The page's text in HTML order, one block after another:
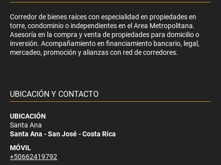
Corredor de bienes raíces con especialidad en propiedades en
torre, condominio o independientes en el Area Metropolitana.
Asesoría en la compra y venta de propiedades para domicilio o
inversión. Acompañamiento en financiamiento bancario, legal,
mercadeo, promoción y alianzas con red de corredores.
UBICACIÓN Y CONTACTO
UBICACIÓN
Santa Ana
Santa Ana - San José - Costa Rica
MÓVIL
+50662419792